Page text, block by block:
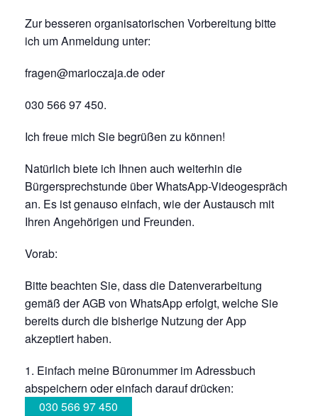
Zur besseren organisatorischen Vorbereitung bitte
ich um Anmeldung unter:
fragen@marioczaja.de oder
030 566 97 450.
Ich freue mich Sie begrüßen zu können!
Natürlich biete ich Ihnen auch weiterhin die
Bürgersprechstunde über WhatsApp-Videogespräch
an. Es ist genauso einfach, wie der Austausch mit
Ihren Angehörigen und Freunden.
Vorab:
Bitte beachten Sie, dass die Datenverarbeitung
gemäß der AGB von WhatsApp erfolgt, welche Sie
bereits durch die bisherige Nutzung der App
akzeptiert haben.
Einfach meine Büronummer im Adressbuch
abspeichern oder einfach darauf drücken:
030 566 97 450